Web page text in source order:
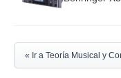
« Ir a Teoría Musical y